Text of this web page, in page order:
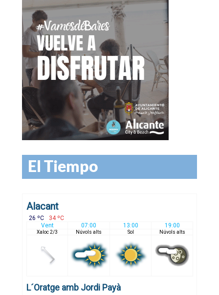
El Tiempo